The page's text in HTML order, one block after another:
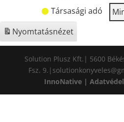
Társasági adó
Nyomtatásnézet
Solution Plusz Kft.| 5600
Fsz.
InnoNative |